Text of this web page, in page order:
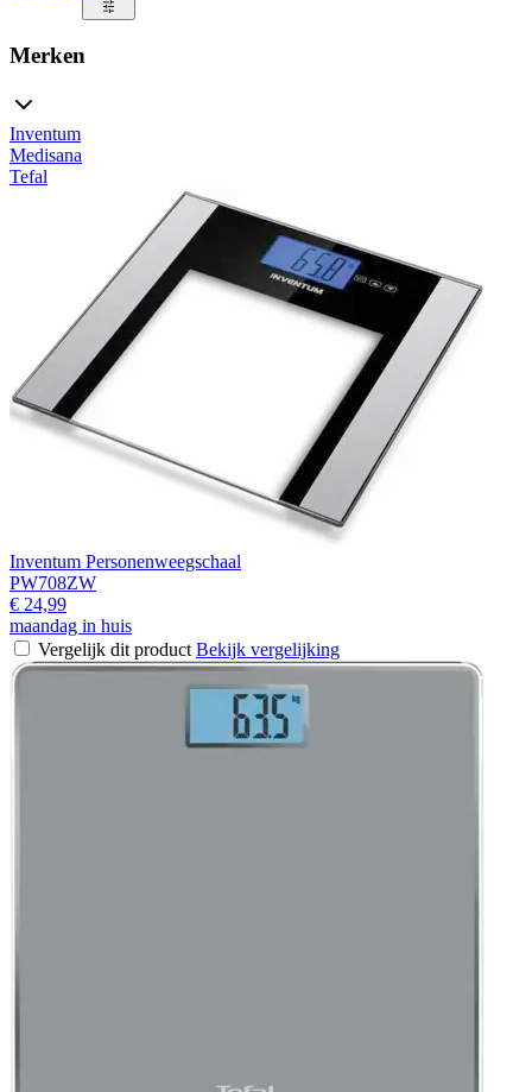
Merken
Inventum
Medisana
Tefal
Inventum Personenweegschaal
PW708ZW
€ 24,99
maandag in huis
Vergelijk dit product Bekijk vergelijking